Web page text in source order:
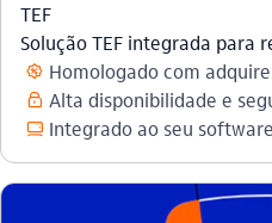
TEF
Solução TEF integrada para
beneficios_outline Homologado com
seguranca_outline Alta disponibilidade e
computador_outline Integrado ao seu software